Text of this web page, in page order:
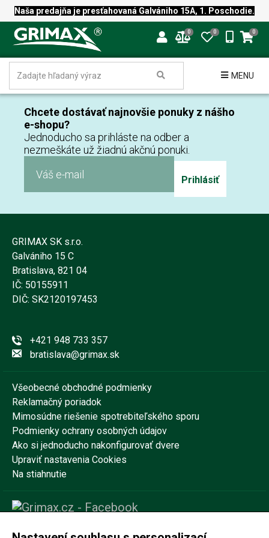
Naša predajňa je presťahovaná Galvániho 15A, 1. Poschodie.
0 0 0
MENU
Chcete dostávať najnovšie ponuky z nášho
e-shopu?
Jednoducho sa prihláste na odber a
nezmeškáte už žiadnú akčnú ponuki.
Prihlásiť
GRIMAX SK s.r.o.
Galvániho 15 C
Bratislava, 821 04
IČ: 50155911
DIČ: SK2120197453
+421 948 733 357
bratislava@grimax.sk
Všeobecné obchodné podmienky
Reklamačný poriadok
Mimosúdne riešenie spotrebiteľského sporu
Podmienky ochrany osobných údajov
Ako si jednoducho nakonfigurovať dvere
Upraviť nastavenia Cookies
Na stiahnutie